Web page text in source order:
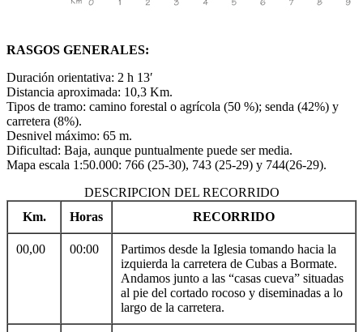
RASGOS GENERALES:
Duración orientativa: 2 h 13′
Distancia aproximada: 10,3 Km.
Tipos de tramo: camino forestal o agrícola (50 %); senda (42%) y
carretera (8%).
Desnivel máximo: 65 m.
Dificultad: Baja, aunque puntualmente puede ser media.
Mapa escala 1:50.000: 766 (25-30), 743 (25-29) y 744(26-29).
DESCRIPCION DEL RECORRIDO
Km.
Horas RECORRIDO
00,00 00:00
Partimos desde la Iglesia tomando hacia la
izquierda la carretera de Cubas a Bormate.
Andamos junto a las “casas cueva” situadas
al pie del cortado rocoso y diseminadas a lo
largo de la carretera.